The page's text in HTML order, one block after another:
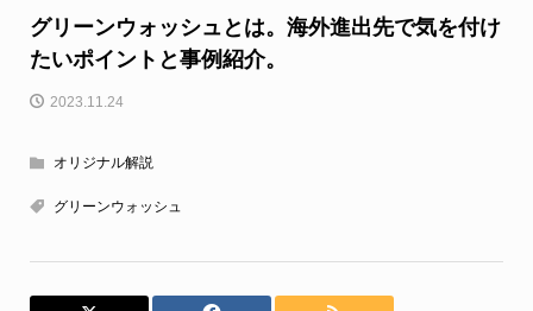
グリーンウォッシュとは。海外進出先で気を付け
たいポイントと事例紹介。
2023.11.24
オリジナル解説
グリーンウォッシュ